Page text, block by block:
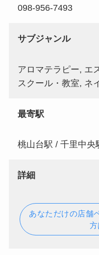
098-956-7493
サブジャンル
アロマテラピー, エ
スクール・教室, ネ
最寄駅
桃山台駅 / 千里中央
詳細
あなただけの店舗
方